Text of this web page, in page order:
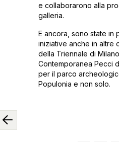
e collaborarono alla
galleria.
E ancora, sono state in
iniziative anche in altre
della Triennale di
Contemporanea Pecci
per il parco
Populonia e non solo.